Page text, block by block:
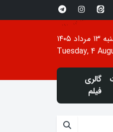
۱۴۰۵
Tuesday, 4
گالری
فیلم